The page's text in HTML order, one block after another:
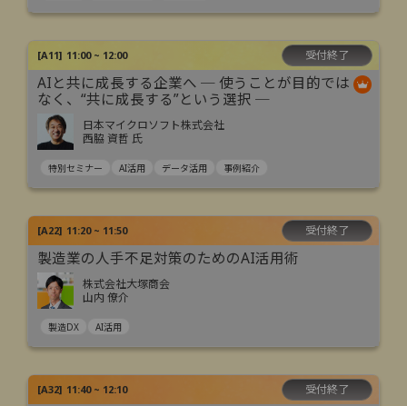
[A11] 11:00 ~ 12:00 受付終了
AIと共に成長する企業へ ─ 使うことが目的では
なく、“共に成長する”という選択 ─
日本マイクロソフト株式会社
西脇 資哲 氏
特別セミナー AI活用 データ活用 事例紹介
[A22] 11:20 ~ 11:50 受付終了
製造業の人手不足対策のためのAI活用術
株式会社大塚商会
山内 僚介
製造DX AI活用
[A32] 11:40 ~ 12:10 受付終了